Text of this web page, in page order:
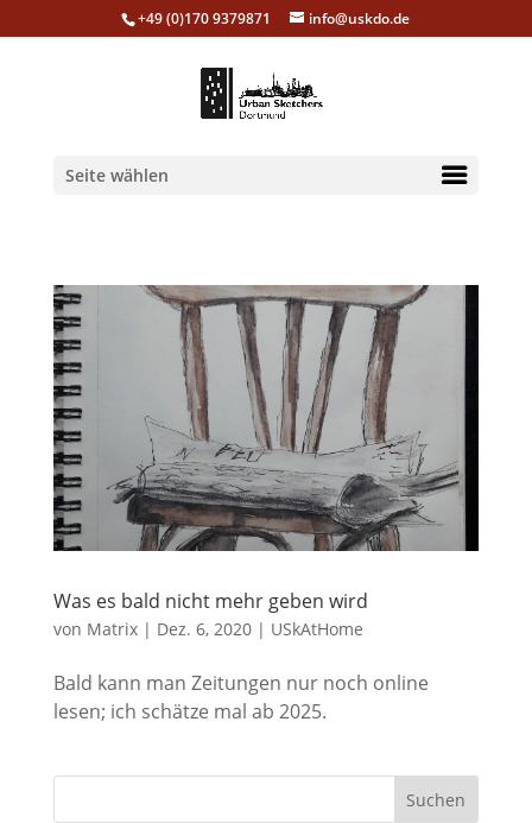
+49 (0)170 9379871 info@uskdo.de
Seite wählen
Was es bald nicht mehr geben wird
von Matrix| Dez. 6, 2020| USkAtHome
Bald kann man Zeitungen nur noch online
lesen; ich schätze mal ab 2025.